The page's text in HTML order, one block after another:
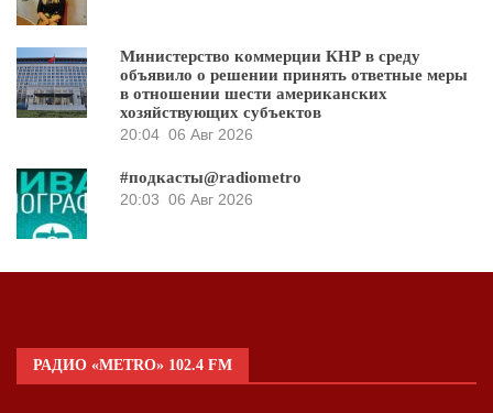
Министерство коммерции КНР в среду
объявило о решении принять ответные меры
в отношении шести американских
хозяйствующих субъектов
20:04 06 Авг 2026
#подкасты@radiometro
20:03 06 Авг 2026
РАДИО «METRO» 102.4 FM